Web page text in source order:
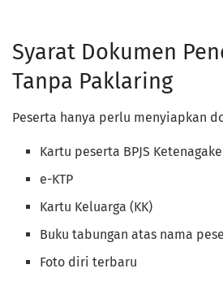
Syarat Dokumen
Tanpa Paklaring
Peserta hanya perlu menyiapkan
Kartu peserta BPJS
e-KTP
Kartu Keluarga (KK)
Buku tabungan atas nama
Foto diri terbaru